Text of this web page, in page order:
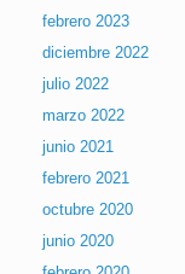
febrero 2023
diciembre 2022
julio 2022
marzo 2022
junio 2021
febrero 2021
octubre 2020
junio 2020